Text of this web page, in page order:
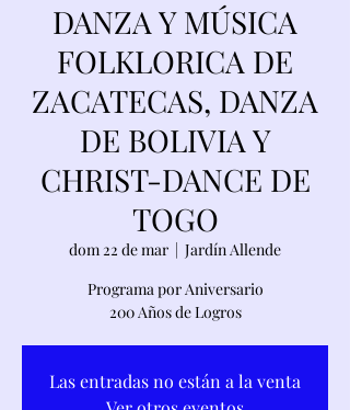
DANZA Y MÚSICA
FOLKLORICA DE
ZACATECAS, DANZA
DE BOLIVIA Y
CHRIST-DANCE DE
TOGO
dom 22 de mar
  |
Jardín Allende
Programa por Aniversario
200 Años de Logros
Las entradas no están a la venta